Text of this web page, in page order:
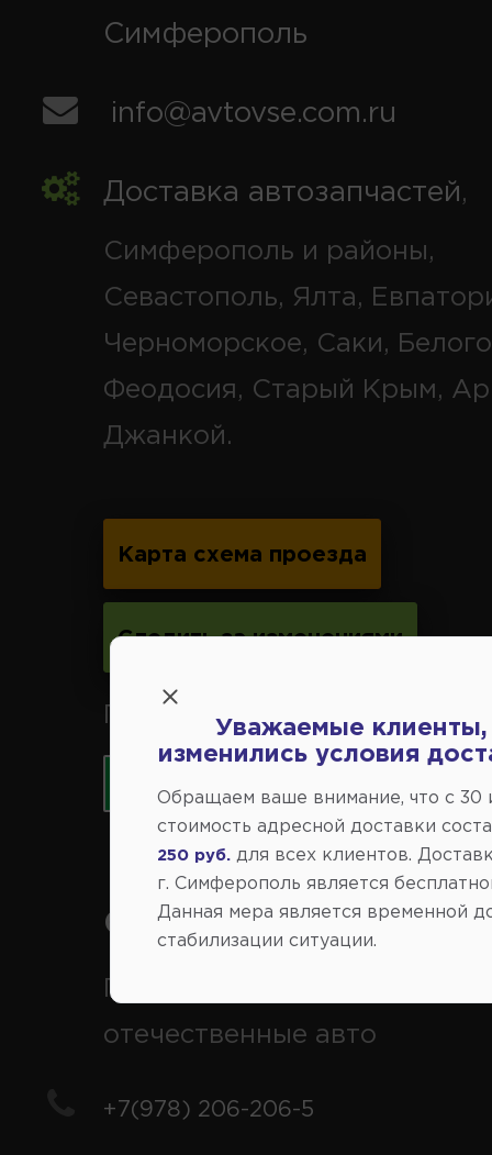
Симферополь
info@avtovse.com.ru
Доставка автозапчастей,
Симферополь и районы,
Севастополь, Ялта,
Черноморское, Саки,
Феодосия, Старый Крым,
Джанкой.
Карта схема проезда
Следить за изменениями
Принимаем к оплате карты
Справочный центр:
Продажа запчастей на
отечественные авто
+7(978) 206-206-5
Уважаемые клиенты,
изменились условия
Обращаем ваше внимание, что c 30
стоимость адресной доставки
250 руб.
для всех клиентов.
г. Симферополь является
Данная мера является временной
стабилизации ситуации.